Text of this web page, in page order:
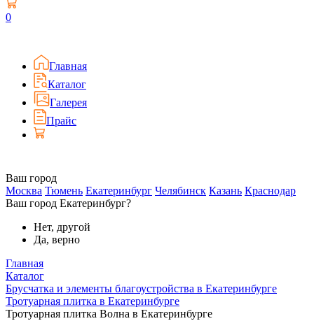
0
Главная
Каталог
Галерея
Прайс
Ваш город
Москва Тюмень Екатеринбург Челябинск Казань Краснодар
Ваш город Екатеринбург?
Нет, другой
Да, верно
Главная
Каталог
Брусчатка и элементы благоустройства в Екатеринбурге
Тротуарная плитка в Екатеринбурге
Тротуарная плитка Волна в Екатеринбурге